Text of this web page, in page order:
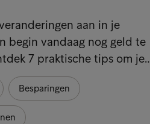
aan in je
begin vandaag nog geld te
7 praktische tips om
Besparingen